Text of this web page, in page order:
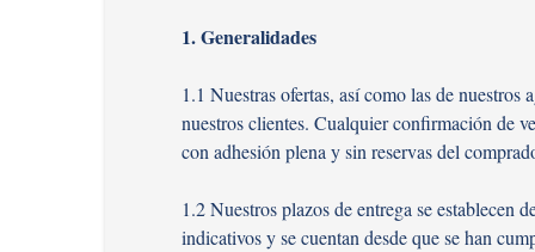
1. Generalidades
1.1 Nuestras ofertas, así como las de
nuestros clientes. Cualquier confirmación de
con adhesión plena y sin reservas del
1.2 Nuestros plazos de entrega se establecen
indicativos y se cuentan desde que se han